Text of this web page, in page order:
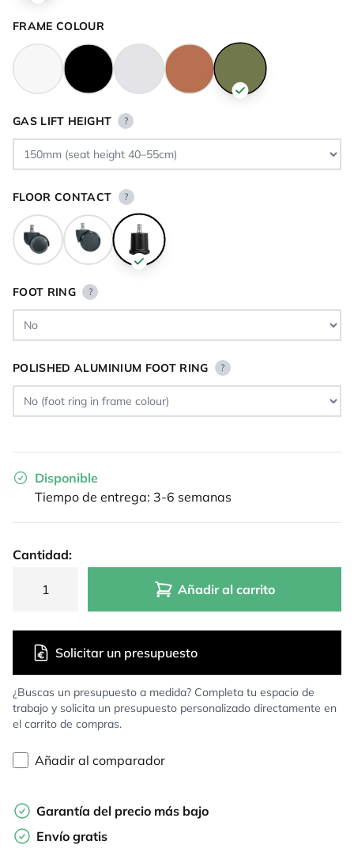
FRAME COLOUR
GAS LIFT HEIGHT ?
FLOOR CONTACT ?
FOOT RING ?
POLISHED ALUMINIUM FOOT RING ?
Disponible
Tiempo de entrega: 3-6 semanas
Cantidad:
Añadir al carrito
¿Buscas un presupuesto a medida? Completa tu espacio de
trabajo y solicita un presupuesto personalizado directamente en
el carrito de compras.
Solicitar un presupuesto
Añadir al comparador
Garantía del precio más bajo
Envío gratis